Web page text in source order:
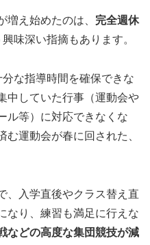
増え始めたのは、 完全週休
興味深い指摘もあります。
な指導時間を確保できな
中していた行事（運動会や
ル等）に対応できなくな
む運動会が春に回された、
、入学直後やクラス替え直
なり、練習も満足に行えな
などの高度な集団競技が減